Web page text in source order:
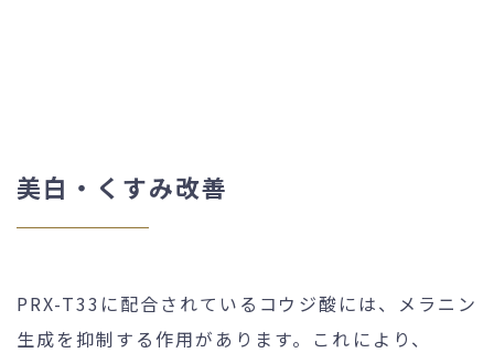
美白・くすみ改善
PRX-T33に配合されているコウジ酸には、メラニン
生成を抑制する作用があります。これにより、